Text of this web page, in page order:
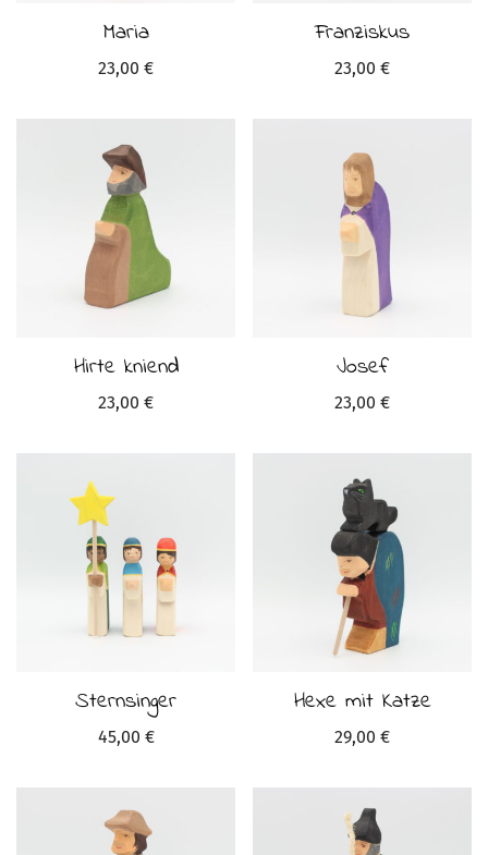
Maria
23,00 €
Franziskus
23,00 €
Hirte kniend
23,00 €
Josef
23,00 €
Sternsinger
45,00 €
Hexe mit Katze
29,00 €